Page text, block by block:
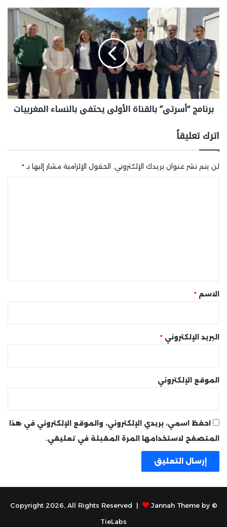
برنامج “أسرتي” بالقناة الأولى يحتفي بالنساء المغربيات
اترك تعليقاً
لن يتم نشر عنوان بريدك الإلكتروني. الحقول الإلزامية مشار إليها بـ *
* الاسم *
البريد الإلكتروني *
الموقع الإلكتروني
احفظ اسمي، بريدي الإلكتروني، والموقع الإلكتروني في هذا
المتصفح لاستخدامها المرة المقبلة في تعليقي.
© Copyright 2026, All Rights Reserved |
Jannah Theme by
TieLabs